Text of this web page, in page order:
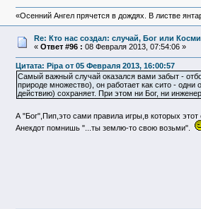
«Осенний Ангел прячется в дождях. В листве
Re: Кто нас создал: случай, Бог или
« Ответ #96 : 08 Февраля 2013, 07:54:06 »
Цитата: Pipa от 05 Февраля 2013, 16:00:57
Самый важный случай оказался вами забыт -
природе множество), он работает как сито - одни
действию) сохраняет. При этом ни Бог, ни
А "Бог",Пип,это сами правила игры,в которых
Анекдот помнишь "...ты землю-то свою возьми".